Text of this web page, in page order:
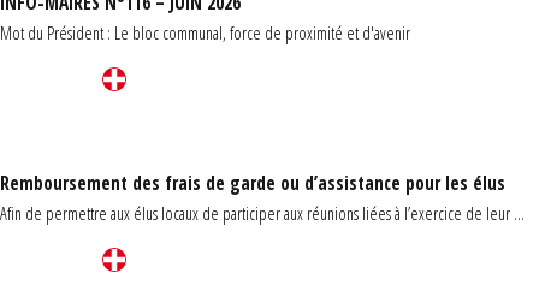
Mot du Président : Le bloc communal, force de proximité et d'avenir
Remboursement des frais de garde ou d’assistance pour les élus
Afin de permettre aux élus locaux de participer aux réunions liées à l’exercice de leur ...